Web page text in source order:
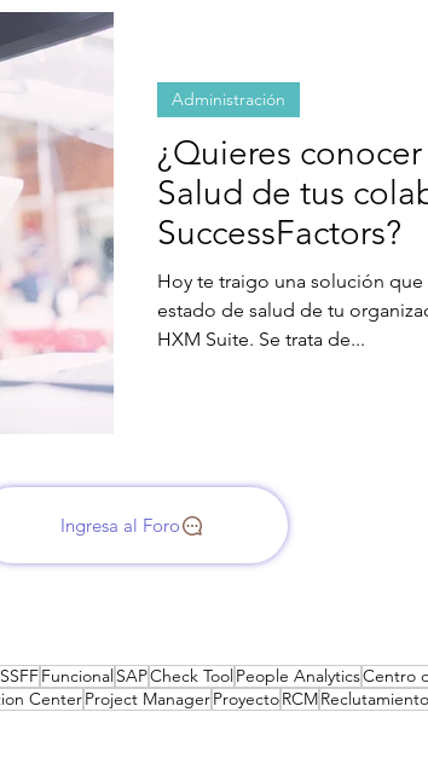
¿Quieres
Salud de tus
SuccessFactors?
Hoy te traigo una solución
estado de salud de tu
HXM Suite. Se trata de...
Administración
Ingresa al Foro
SSFFFuncionalSAPCheck ToolPeople AnalyticsCentro
CenterProject ManagerProyectoRCMReclutamiento